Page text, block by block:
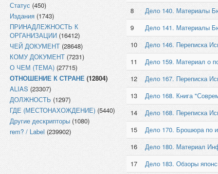
Статус (450)
Издания (1743)
ПРИНАДЛЕЖНОСТЬ К
ОРГАНИЗАЦИИ (16412)
ЧЕЙ ДОКУМЕНТ (28648)
КОМУ ДОКУМЕНТ (7231)
О ЧЕМ (ТЕМА) (27715)
ОТНОШЕНИЕ К СТРАНЕ (12804)
ALIAS (23307)
ДОЛЖНОСТЬ (1297)
ГДЕ (МЕСТОНАХОЖДЕНИЕ) (5440)
Другие дескрипторы (1080)
rem? / Label (239902)
8
Дело 140. Материалы
9
Дело 141. Материалы
10
Дело 146. Переписка
11
Дело 159. Материал о
12
Дело 167. Переписка
13
Дело 168. Книга
14
Дело 168. Переписка
15
Дело 170. Брошюра по
16
Дело 180. Материал
17
Дело 183. Обзоры